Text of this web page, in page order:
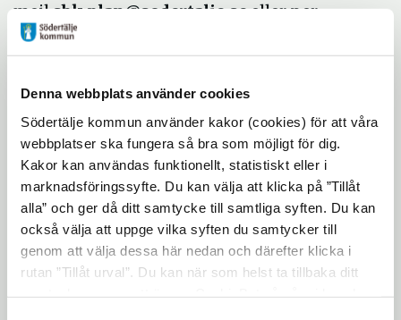
Denna webbplats använder cookies
Södertälje kommun använder kakor (cookies) för att våra
webbplatser ska fungera så bra som möjligt för dig.
Kakor kan användas funktionellt, statistiskt eller i
marknadsföringssyfte. Du kan välja att klicka på ”Tillåt
alla” och ger då ditt samtycke till samtliga syften. Du kan
också välja att uppge vilka syften du samtycker till
genom att välja dessa här nedan och därefter klicka i
rutan ”Tillåt urval”. Du kan när som helst ta tillbaka ditt
mejlsbk.plan@sodertalje.seeller per
telefon08-523 010 00
stadshus. Under mötet finns representanter
från Södertälje kommun samt
fastighetsägare på plats för att svara på
frågor.
Tid: 24 augusti 2026 kl. 18:00-20:00
Plats: Södertälje stadshus,
Nyköpingsvägen 26